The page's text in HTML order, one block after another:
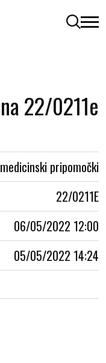
odpri
22/0211e
pripomočki
22/0211E
06/05/2022 12:00
05/05/2022 14:24